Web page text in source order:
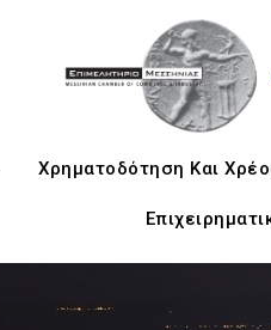
Χρηματοδότηση Και